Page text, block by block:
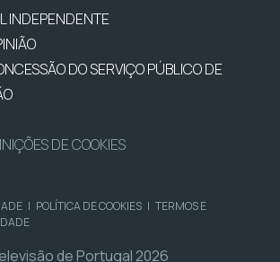
INDEPENDENTE
DO SERVIÇO PÚBLICO DE
DE COOKIES
| POLÍTICA DE COOKIES | TERMOS E
de Portugal 2026